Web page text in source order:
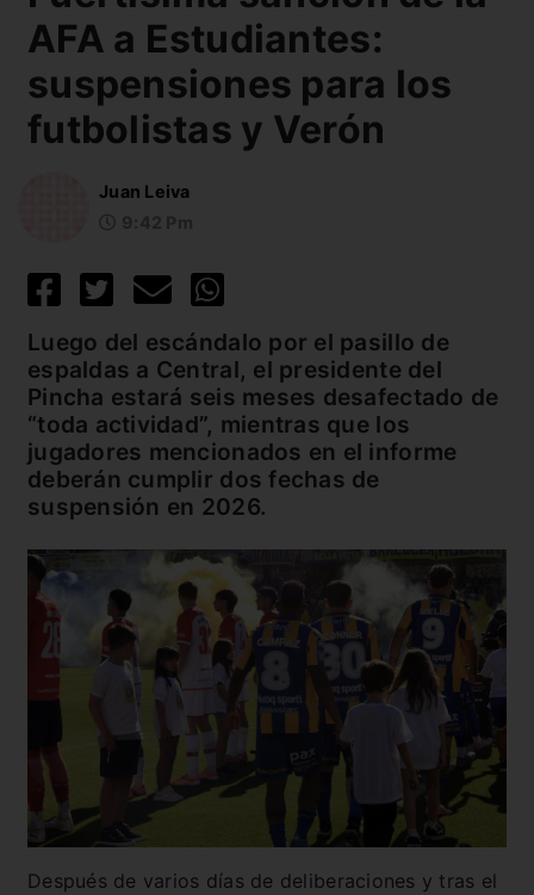
AFA a Estudiantes:
suspensiones para los
futbolistas y Verón
Juan Leiva
Luego del escándalo por el pasillo de
espaldas a Central, el presidente del
Pincha estará seis meses desafectado de
“toda actividad”, mientras que los
jugadores mencionados en el informe
deberán cumplir dos fechas de
suspensión en 2026.
Después de varios días de deliberaciones y tras el